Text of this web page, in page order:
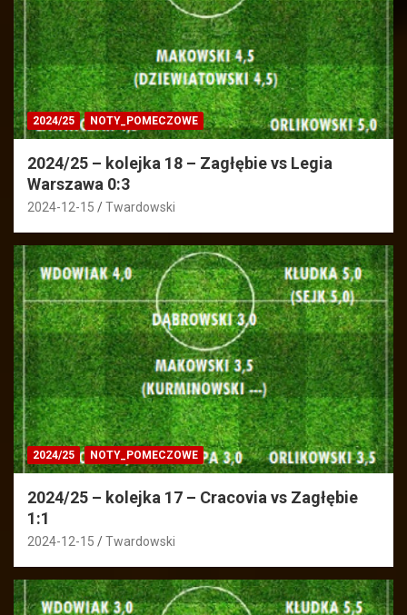
2024/25 NOTY_POMECZOWE
2024/25 – kolejka 18 – Zagłębie vs Legia
Warszawa 0:3
2024-12-15 Twardowski
2024/25 NOTY_POMECZOWE
2024/25 – kolejka 17 – Cracovia vs Zagłębie
1:1
2024-12-15 Twardowski